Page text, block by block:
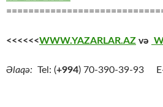
<<<<<<WWW.YAZARLAR.AZ və
Əlaqə: Tel: (+994) 70-390-39-93 E-